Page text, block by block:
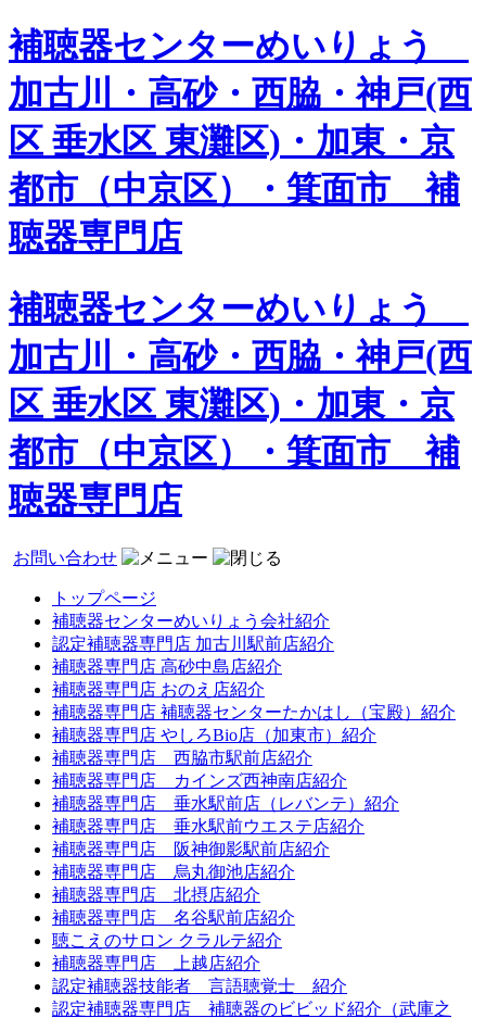
補聴器センターめいりょう
加古川・高砂・西脇・神戸(西
区 垂水区 東灘区)・加東・京
都市（中京区）・箕面市 補
聴器専門店
補聴器センターめいりょう
加古川・高砂・西脇・神戸(西
区 垂水区 東灘区)・加東・京
都市（中京区）・箕面市 補
聴器専門店
お問い合わせ
トップページ
補聴器センターめいりょう会社紹介
認定補聴器専門店 加古川駅前店紹介
補聴器専門店 高砂中島店紹介
補聴器専門店 おのえ店紹介
補聴器専門店 補聴器センターたかはし（宝殿）紹介
補聴器専門店 やしろBio店（加東市）紹介
補聴器専門店 西脇市駅前店紹介
補聴器専門店 カインズ西神南店紹介
補聴器専門店 垂水駅前店（レバンテ）紹介
補聴器専門店 垂水駅前ウエステ店紹介
補聴器専門店 阪神御影駅前店紹介
補聴器専門店 烏丸御池店紹介
補聴器専門店 北摂店紹介
補聴器専門店 名谷駅前店紹介
聴こえのサロン クラルテ紹介
補聴器専門店 上越店紹介
認定補聴器技能者 言語聴覚士 紹介
認定補聴器専門店 補聴器のビビッド紹介（武庫之